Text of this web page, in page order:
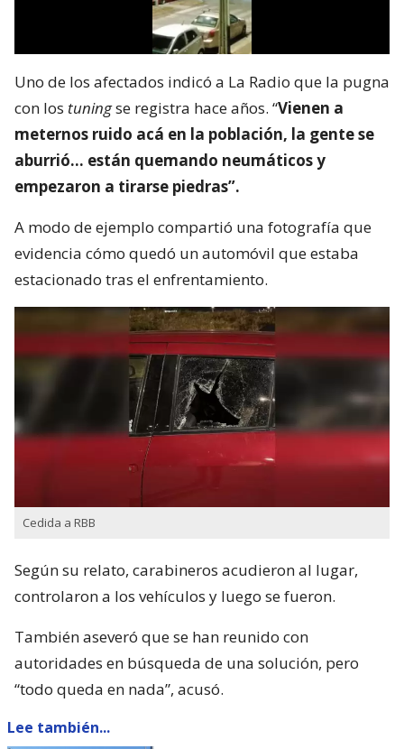
Uno de los afectados indicó a La Radio que la pugna
con los tuningse registra hace años. “Vienen a
meternos ruido acá en la población, la gente se
aburrió… están quemando neumáticos y
empezaron a tirarse piedras”.
A modo de ejemplo compartió una fotografía que
evidencia cómo quedó un automóvil que estaba
estacionado tras el enfrentamiento.
Cedida a RBB
Según su relato, carabineros acudieron al lugar,
controlaron a los vehículos y luego se fueron.
También aseveró que se han reunido con
autoridades en búsqueda de una solución, pero
“todo queda en nada”, acusó.
Lee también...